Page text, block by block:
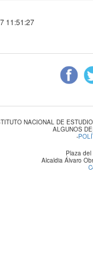
11:51:27
NACIONAL DE
ALGUNOS
-
Plaza
Alcaldia Álvaro